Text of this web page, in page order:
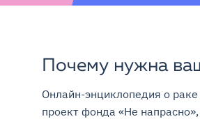
Почему нужна
Онлайн-энциклопедия о
проект фонда «Не